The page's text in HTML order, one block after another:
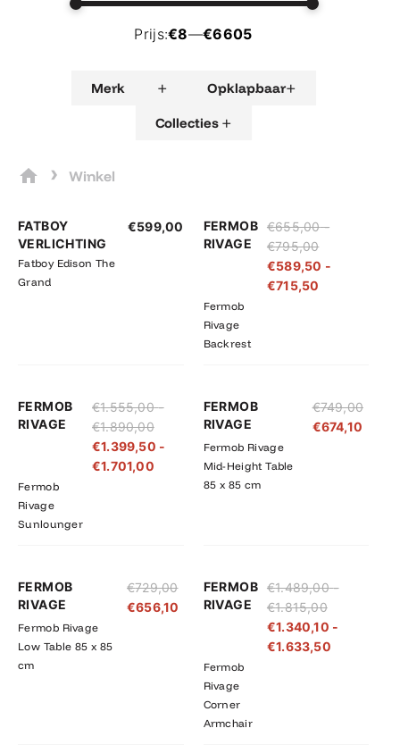
Prijs:€8—€6605
Merk + Opklapbaar+
Collecties +
› Winkel
FATBOY
VERLICHTING
Fatboy Edison The
Grand
€599,00
FERMOB
RIVAGE
Fermob
Rivage
Backrest
€655,00 -
€795,00
€655,00
tot
€795,00
€589,50 -
€715,50
€589,50
tot
€715,50
FERMOB
RIVAGE
Fermob
Rivage
Sunlounger
€1.555,00 -
€1.890,00
€1.555,00
tot
€1.890,00
€1.399,50 -
€1.701,00
€1.399,50
tot
€1.701,00
FERMOB
RIVAGE
Fermob Rivage
Mid-Height Table
85 x 85 cm
€749,00
€674,10
FERMOB
RIVAGE
Fermob Rivage
Low Table 85 x 85
cm
€729,00
€656,10
FERMOB
RIVAGE
Fermob
Rivage
Corner
Armchair
€1.489,00 -
€1.815,00
€1.489,00
tot
€1.815,00
€1.340,10 -
€1.633,50
€1.340,10
€1.633,50